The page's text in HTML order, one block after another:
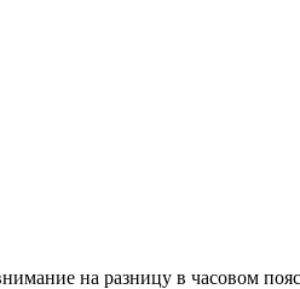
на разницу в часовом